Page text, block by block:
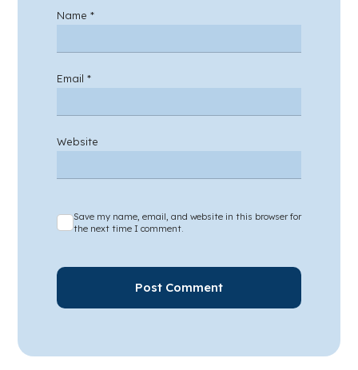
Name *
Email *
Website
Save my name, email, and website in this browser for
the next time I comment.